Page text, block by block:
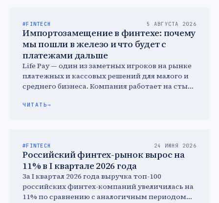
#FINTECH 5 АВГУСТА 2026
Импортозамещение в финтехе: почему
мы пошли в железо и что будет с
платежами дальше
Life Pay — один из заметных игроков на рынке
платежных и кассовых решений для малого и
среднего бизнеса. Компания работает на стыке
ЧИТАТЬ→
#FINTECH 24 ИЮНЯ 2026
Российский финтех-рынок вырос на
11% в I квартале 2026 года
За I квартал 2026 года выручка топ-100
российских финтех-компаний увеличилась на
11% по сравнению с аналогичным периодом